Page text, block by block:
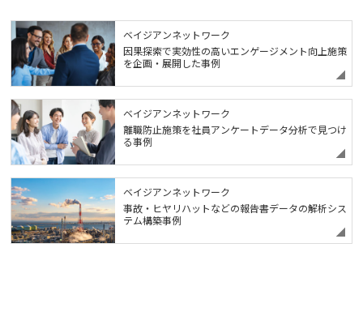
ベイジアンネットワーク
因果探索で実効性の高いエンゲージメント向上施策
を企画・展開した事例
ベイジアンネットワーク
離職防止施策を社員アンケートデータ分析で見つけ
る事例
ベイジアンネットワーク
事故・ヒヤリハットなどの報告書データの解析シス
テム構築事例